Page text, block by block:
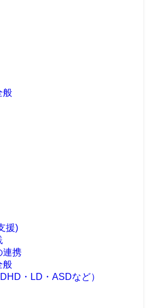
般
援)
連携
般
・LD・ASDなど）